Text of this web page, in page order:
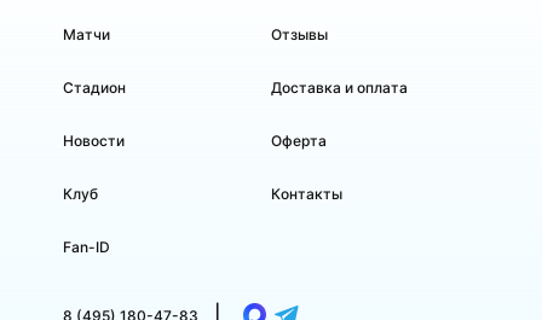
Матчи
Стадион
Новости
Клуб
Fan-ID
Отзывы
Доставка и оплата
Оферта
Контакты
8 (495) 180-47-83